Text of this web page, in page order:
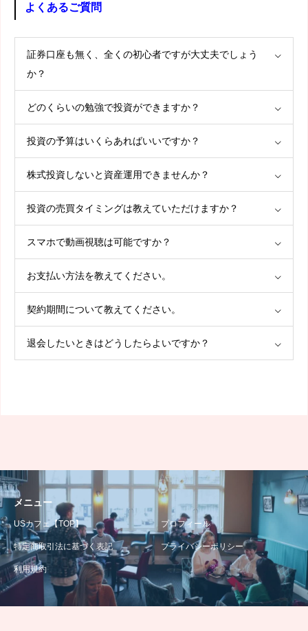
よくあるご質問
証券口座も無く、全くの初心者ですが大丈夫でしょう
か？
どのくらいの勉強で投資ができますか？
投資の予算はいくらあればいいですか？
株式投資しないと資産運用できませんか？
投資の売買タイミングは教えていただけますか？
スマホで動画視聴は可能ですか？
お支払い方法を教えてください。
契約期間について教えてください。
退会したいときはどうしたらよいですか？
メニュー
USカフェ【TOP】 プロフィール
特定商取引法に基づく表記 プライバシーポリシー
利用規約